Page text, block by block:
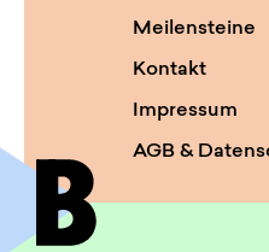
Meilensteine
Kontakt
Impressum
AGB &